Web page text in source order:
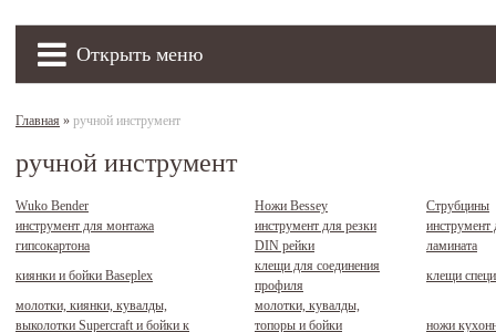
Открыть меню
Главная » ручной инструмент
ручной инструмент
Wuko Bender Ножи Bessey
Струбцины
инструмент для монтажа
гипсокартона
инструмент для резки
DIN рейки
инструмент
ламината
киянки и бойки Baseplex
клещи для соединения
профиля
клещи
молотки, киянки, кувалды,
выколотки Supercraft и бойки к
молотки, кувалды,
топоры и бойки
ножи